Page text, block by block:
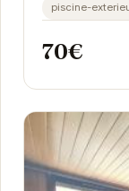
piscine-
70€